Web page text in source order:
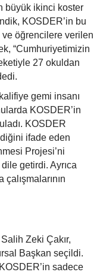
büyük ikinci koster
KOSDER’in bu
ve öğrencilere verilen
“Cumhuriyetimizin
27 okuldan
gemi insanı
KOSDER’in
KOSDER
ifade eden
Projesi’ni
getirdi. Ayrıca
Zeki Çakır,
Başkan seçildi.
sadece